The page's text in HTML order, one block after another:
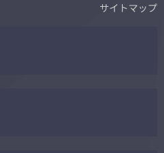
サイトマップ